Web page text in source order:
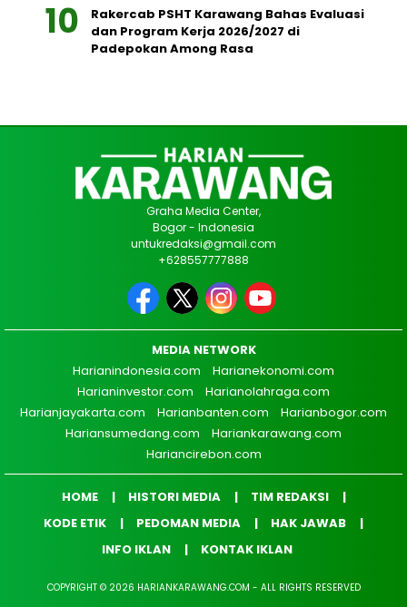
Rakercab PSHT Karawang Bahas Evaluasi
dan Program Kerja 2026/2027 di
Padepokan Among Rasa
Graha Media Center,
Bogor - Indonesia
untukredaksi@gmail.com
+628557777888
MEDIA NETWORK
Harianindonesia.com
Harianekonomi.com
Harianinvestor.com
Harianolahraga.com
Harianjayakarta.com
Harianbanten.com
Harianbogor.com
Hariansumedang.com
Hariankarawang.com
Hariancirebon.com
HOME HISTORI MEDIA
TIM REDAKSI
KODE ETIK
PEDOMAN MEDIA
HAK JAWAB
INFO IKLAN
KONTAK IKLAN
COPYRIGHT © 2026 HARIANKARAWANG.COM - ALL RIGHTS RESERVED